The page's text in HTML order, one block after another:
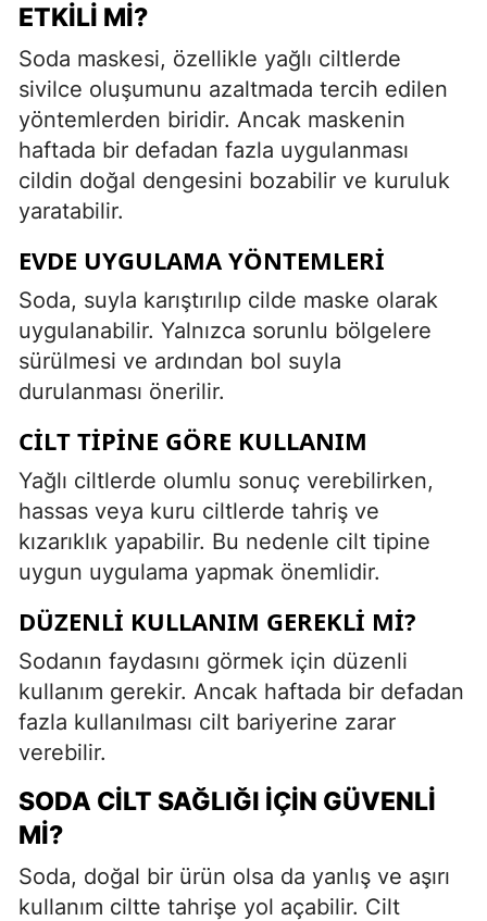
ETKILI MI?
Soda maskesi, özellikle yağlı ciltlerde
sivilce oluşumunu azaltmada tercih edilen
yöntemlerden biridir. Ancak maskenin
haftada bir defadan fazla uygulanması
cildin doğal dengesini bozabilir ve kuruluk
yaratabilir.
EVDE UYGULAMA YÖNTEMLERI
Soda, suyla karıştırılıp cilde maske olarak
uygulanabilir. Yalnızca sorunlu bölgelere
sürülmesi ve ardından bol suyla
durulanması önerilir.
CILT TIPINE GÖRE KULLANIM
Yağlı ciltlerde olumlu sonuç verebilirken,
hassas veya kuru ciltlerde tahriş ve
kızarıklık yapabilir. Bu nedenle cilt tipine
uygun uygulama yapmak önemlidir.
DÜZENLI KULLANIM GEREKLI MI?
Sodanın faydasını görmek için düzenli
kullanım gerekir. Ancak haftada bir defadan
fazla kullanılması cilt bariyerine zarar
verebilir.
SODA CILT SAĞLIĞI İÇIN GÜVENLI
MI?
Soda, doğal bir ürün olsa da yanlış ve aşırı
kullanım ciltte tahrişe yol açabilir. Cilt